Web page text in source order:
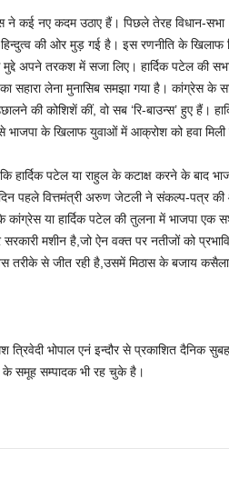
ने कई नए कदम उठाए हैं। पिछले तेरह विधान-
की ओर मुड़ गई है। इस रणनीति के खिलाफ
अपने तरकश में सजा लिए। हार्दिक पटेल की
सहारा लेना मुनासिब समझा गया है। कांग्रेस के
की कोशिशें कीं, वो सब ‘रि-बाउन्स’ हुए हैं।
के खिलाफ युवाओं में आक्रोश को हवा मिली
हार्दिक पटेल या राहुल के कटाक्ष करने के बाद
पहले वित्तमंत्री अरुण जेटली ने संकल्प-पत्र की
कांग्रेस या हार्दिक पटेल की तुलना में भाजपा
मशीन है,जो ऐन वक्त पर नतीजों को
तरीके से जीत रही है,उसमें मिठास के बजाय
भोपाल एनं इन्दौर से प्रकाशित दैनिक
के समूह सम्पादक भी रह चुके है।